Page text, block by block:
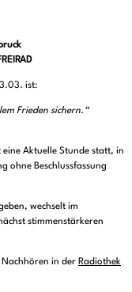
ist:
Frieden sichern.“
Aktuelle Stunde statt, in
ohne Beschlussfassung
wechselt im
stimmenstärkeren
Nachhören in der Radiothek